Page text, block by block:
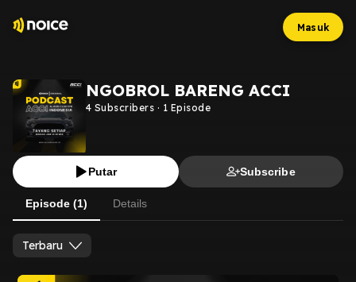
Masuk
NGOBROL BARENG ACCI
4 Subscribers · 1 Episode
Putar Subscribe
Episode (1) Details
Terbaru